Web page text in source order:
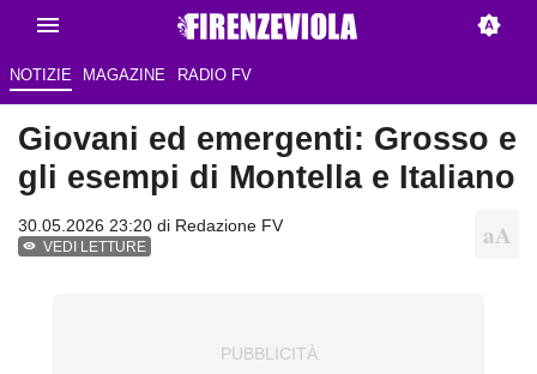
NOTIZIE MAGAZINE RADIO FV
Giovani ed emergenti: Grosso e
gli esempi di Montella e Italiano
30.05.2026 23:20 di Redazione FV
VEDI LETTURE